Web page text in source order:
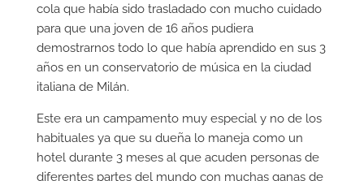
cola que había sido trasladado con mucho cuidado
para que una joven de 16 años pudiera
demostrarnos todo lo que había aprendido en sus 3
años en un conservatorio de música en la ciudad
italiana de Milán.
Este era un campamento muy especial y no de los
habituales ya que su dueña lo maneja como un
hotel durante 3 meses al que acuden personas de
diferentes partes del mundo con muchas ganas de